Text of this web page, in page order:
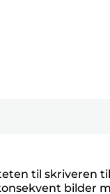
til skriveren
bilder